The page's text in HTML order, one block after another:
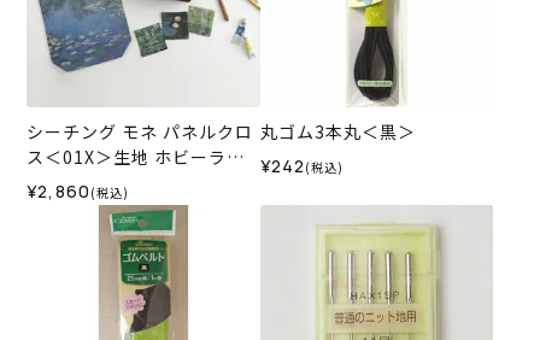
シーチング モネ パネルクロ
ス＜01X＞生地 ホビーラホ
ビーレデザインコレクショ
¥2,860 (税込)
丸ゴム3本丸＜黒＞
¥242 (税込)